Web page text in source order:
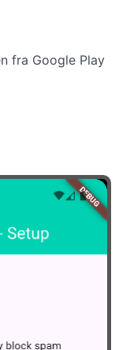
fra Google Play